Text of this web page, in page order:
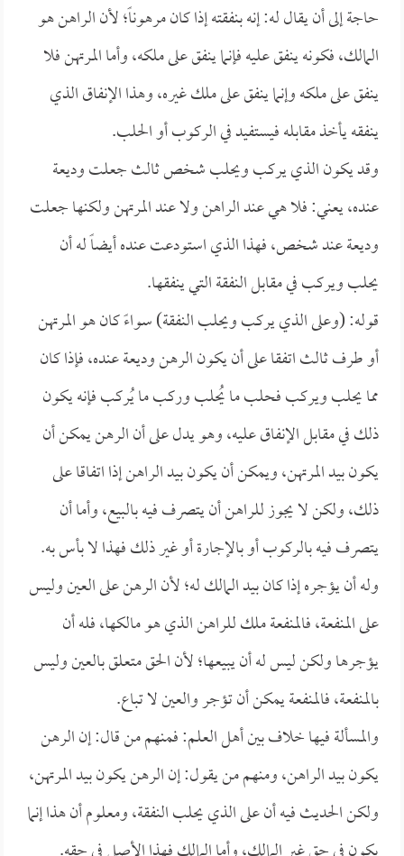
حاجة إلى أن يقال له: إنه بنفقته إذا كان مرهوناً؛ لأن الراهن هو
المالك، فكونه ينفق عليه فإنما ينفق على ملكه، وأما المرتهن فلا
ينفق على ملكه وإنما ينفق على ملك غيره، وهذا الإنفاق الذي
ينفقه يأخذ مقابله فيستفيد في الركوب أو الحلب.
وقد يكون الذي يركب ويحلب شخص ثالث جعلت وديعة
عنده، يعني: فلا هي عند الراهن ولا عند المرتهن ولكنها جعلت
وديعة عند شخص، فهذا الذي استودعت عنده أيضاً له أن
يحلب ويركب في مقابل النفقة التي ينفقها.
قوله: (وعلى الذي يركب ويحلب النفقة) سواءً كان هو المرتهن
أو طرف ثالث اتفقا على أن يكون الرهن وديعة عنده، فإذا كان
مما يحلب ويركب فحلب ما يُحلب وركب ما يُركب فإنه يكون
ذلك في مقابل الإنفاق عليه، وهو يدل على أن الرهن يمكن أن
يكون بيد المرتهن، ويمكن أن يكون بيد الراهن إذا اتفاقا على
ذلك، ولكن لا يجوز للراهن أن يتصرف فيه بالبيع، وأما أن
يتصرف فيه بالركوب أو بالإجارة أو غير ذلك فهذا لا بأس به.
وله أن يؤجره إذا كان بيد المالك له؛ لأن الرهن على العين وليس
على المنفعة، فالمنفعة ملك للراهن الذي هو مالكها، فله أن
يؤجرها ولكن ليس له أن يبيعها؛ لأن الحق متعلق بالعين وليس
بالمنفعة، فالمنفعة يمكن أن تؤجر والعين لا تباع.
والمسألة فيها خلاف بين أهل العلم: فمنهم من قال: إن الرهن
يكون بيد الراهن، ومنهم من يقول: إن الرهن يكون بيد المرتهن،
ولكن الحديث فيه أن على الذي يحلب النفقة، ومعلوم أن هذا إنما